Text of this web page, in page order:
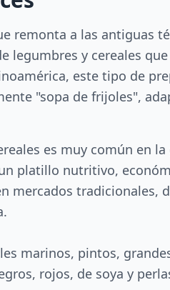
remonta a las antiguas
legumbres y cereales
este tipo de
"sopa de frijoles",
es muy común en
platillo nutritivo,
mercados tradicionales,
marinos, pintos,
rojos, de soya y